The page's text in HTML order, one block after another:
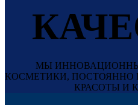
МЫ
КОСМЕТИКИ,
КРАСОТЫ И